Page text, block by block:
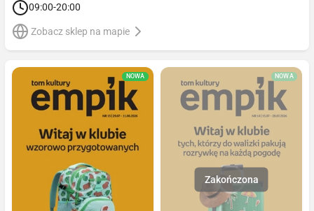
09:00-20:00
Zobacz sklep na mapie
NOWA NOWA